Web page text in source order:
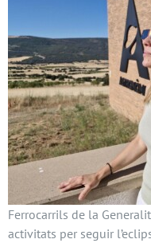
Ferrocarrils de la
activitats per seguir